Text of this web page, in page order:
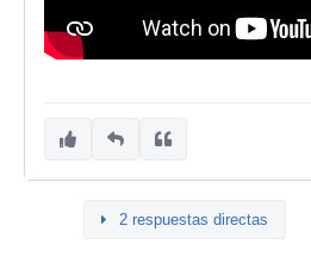
2 respuestas directas